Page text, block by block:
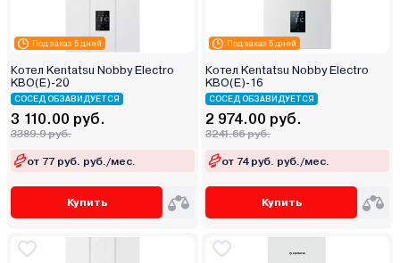
Под заказ 5 дней
Котел Kentatsu Nobby Electro
KBO(E)-20
СОСЕД ОБЗАВИДУЕТСЯ
3 110.00 руб.
3389.9 руб.
от 77 руб. руб./мес.
Купить
Под заказ 5 дней
Котел Kentatsu Nobby Electro
KBO(E)-16
СОСЕД ОБЗАВИДУЕТСЯ
2 974.00 руб.
3241.66 руб.
от 74 руб. руб./мес.
Купить